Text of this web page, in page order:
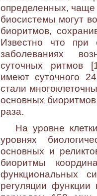
определенных, чаще
биосистемы могут
биоритмов,
Известно что при
заболеваниях
суточных ритмов
имеют суточного
стали
основных
раза.
На уровне
уровнях
основных и
биоритмы
функциональных
регуляции